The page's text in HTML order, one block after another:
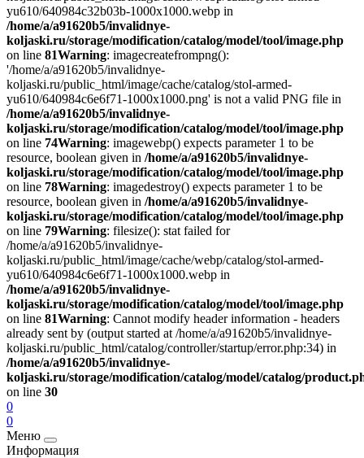
yu610/640984c32b03b-1000x1000.webp in
/home/a/a91620b5/invalidnye-
koljaski.ru/storage/modification/catalog/model/tool/image.php
on line 81Warning: imagecreatefrompng():
'/home/a/a91620b5/invalidnye-
koljaski.ru/public_html/image/cache/catalog/stol-armed-
yu610/640984c6e6f71-1000x1000.png' is not a valid PNG file in
/home/a/a91620b5/invalidnye-
koljaski.ru/storage/modification/catalog/model/tool/image.php
on line 74Warning: imagewebp() expects parameter 1 to be
resource, boolean given in /home/a/a91620b5/invalidnye-
koljaski.ru/storage/modification/catalog/model/tool/image.php
on line 78Warning: imagedestroy() expects parameter 1 to be
resource, boolean given in /home/a/a91620b5/invalidnye-
koljaski.ru/storage/modification/catalog/model/tool/image.php
on line 79Warning: filesize(): stat failed for
/home/a/a91620b5/invalidnye-
koljaski.ru/public_html/image/cache/webp/catalog/stol-armed-
yu610/640984c6e6f71-1000x1000.webp in
/home/a/a91620b5/invalidnye-
koljaski.ru/storage/modification/catalog/model/tool/image.php
on line 81Warning: Cannot modify header information - headers
already sent by (output started at /home/a/a91620b5/invalidnye-
koljaski.ru/public_html/catalog/controller/startup/error.php:34) in
/home/a/a91620b5/invalidnye-
koljaski.ru/storage/modification/catalog/model/catalog/
on line 30
0
0
Меню
Информация